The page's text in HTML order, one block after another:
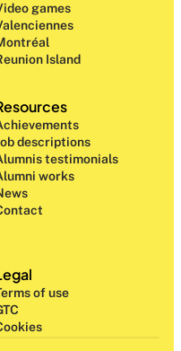
games
Island
descriptions
testimonials
works
of use